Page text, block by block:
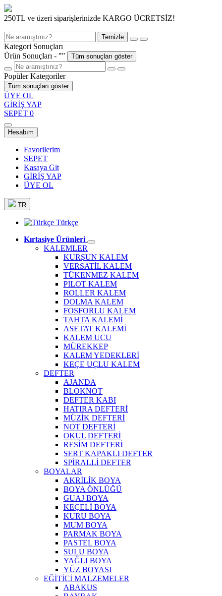
250TL ve üzeri siparişlerinizde KARGO ÜCRETSİZ!
Temizle
Kategori Sonuçları
Ürün Sonuçları - "" Tüm sonuçları göster
Popüler Kategoriler
Tüm sonuçları göster
ÜYE OL
GİRİŞ YAP
SEPET 0
Hesabım
Favorilerim
SEPET
Kasaya Git
GİRİŞ YAP
ÜYE OL
TR
Türkçe
Kırtasiye Ürünleri
KALEMLER
KURŞUN KALEM
VERSATİL KALEM
TÜKENMEZ KALEM
PILOT KALEM
ROLLER KALEM
DOLMA KALEM
FOSFORLU KALEM
TAHTA KALEMİ
ASETAT KALEMİ
KALEM UCU
MÜREKKEP
KALEM YEDEKLERİ
KEÇE UÇLU KALEM
DEFTER
AJANDA
BLOKNOT
DEFTER KABI
HATIRA DEFTERİ
MÜZİK DEFTERİ
NOT DEFTERİ
OKUL DEFTERİ
RESİM DEFTERİ
SERT KAPAKLI DEFTER
SPİRALLİ DEFTER
BOYALAR
AKRİLİK BOYA
BOYA ÖNLÜĞÜ
GUAJ BOYA
KEÇELİ BOYA
KURU BOYA
MUM BOYA
PARMAK BOYA
PASTEL BOYA
SULU BOYA
YAĞLI BOYA
YÜZ BOYASI
EĞİTİCİ MALZEMELER
ABAKUS